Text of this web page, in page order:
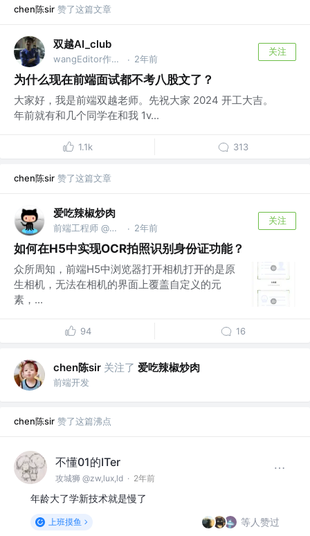
chen陈sir 赞了这篇文章
双越AI_club
wangEditor作者，慕课网讲师 · 2年前
关注
为什么现在前端面试都不考八股文了？
大家好，我是前端双越老师。先祝大家 2024 开工大吉。
年前就有和几个同学在和我 1v...
1.1k 313
chen陈sir 赞了这篇文章
爱吃辣椒炒肉
前端工程师 @西安某公司 · 2年前
关注
如何在H5中实现OCR拍照识别身份证功能？
众所周知，前端H5中浏览器打开相机打开的是原
生相机，无法在相机的界面上覆盖自定义的元
素，...
94 16
chen陈sir 关注了 爱吃辣椒炒肉
前端开发
chen陈sir 赞了这篇沸点
不懂01的ITer
攻城狮 @zw,lux,ld · 2年前
年龄大了学新技术就是慢了
上班摸鱼 等人赞过